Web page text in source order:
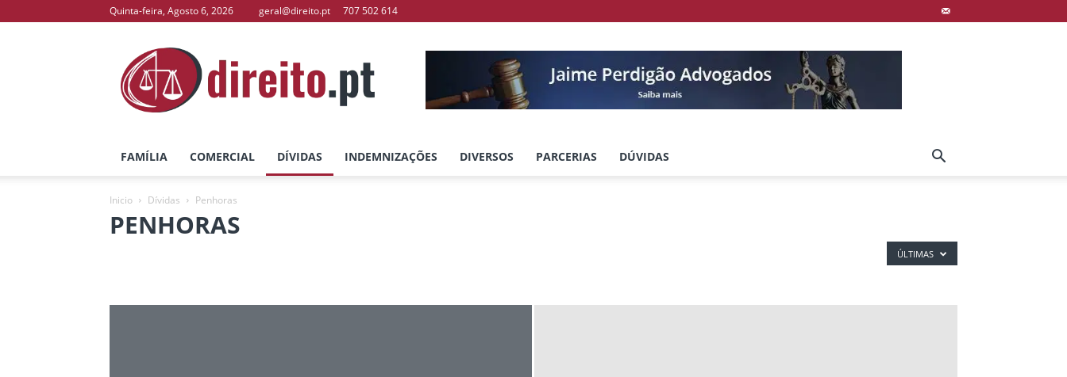
Quinta-feira, Agosto 6, 2026 geral@direito.pt 707 502 614
direito.pt
–
O
Seu
Direito
FAMÍLIA COMERCIAL DÍVIDAS INDEMNIZAÇÕES DIVERSOS PARCERIAS DÚVIDAS
Inicio Dívidas Penhoras
PENHORAS
ÚLTIMAS